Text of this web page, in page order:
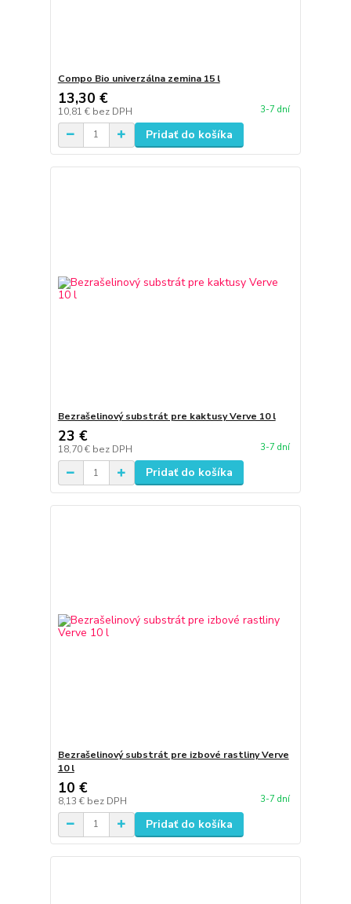
Compo Bio univerzálna zemina 15 l
13,30 €
10,81 € bez DPH 3-7 dní
Pridať do košíka
Bezrašelinový substrát pre kaktusy Verve 10 l
23 €
18,70 € bez DPH 3-7 dní
Pridať do košíka
Bezrašelinový substrát pre izbové rastliny Verve
10 l
10 €
8,13 € bez DPH 3-7 dní
Pridať do košíka